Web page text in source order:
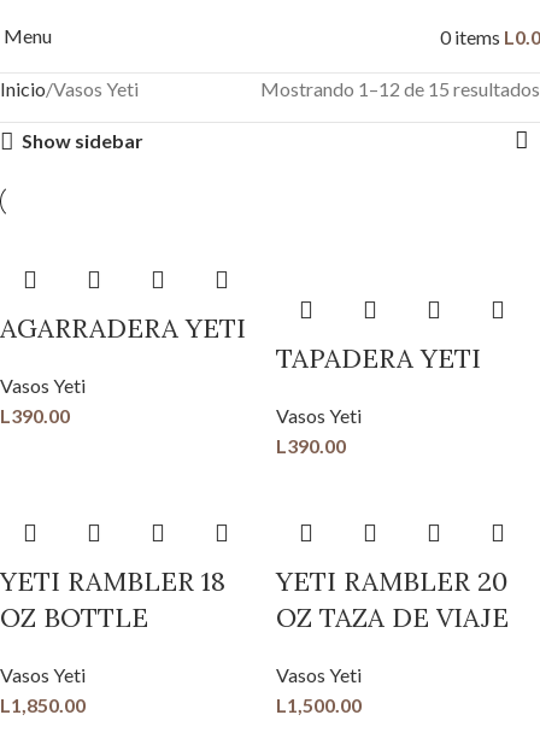
Menu 0items L
Inicio Vasos Yeti Mostrando 1–12 de 15 resultados
Show sidebar
AGARRADERA YETI
Vasos Yeti
L390.00
TAPADERA YETI
Vasos Yeti
L390.00
YETI RAMBLER 18
OZ BOTTLE
Vasos Yeti
L1,850.00
YETI RAMBLER 20
OZ TAZA DE VIAJE
Vasos Yeti
L1,500.00